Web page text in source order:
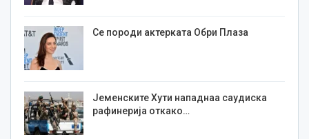
Се породи актерката Обри Плаза
Јеменските Хути нападнаа саудиска
рафинерија откако…